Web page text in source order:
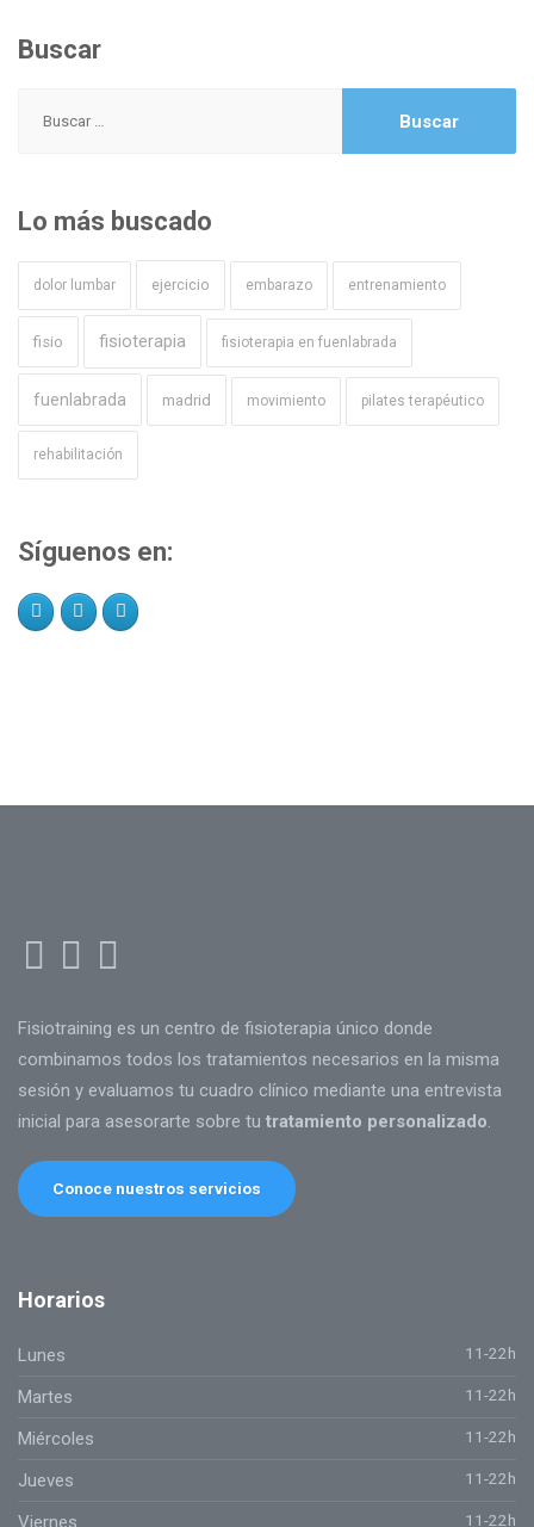
Buscar
Lo más buscado
dolor lumbar ejercicio embarazo entrenamiento
fisio fisioterapia fisioterapia en fuenlabrada
fuenlabrada madrid movimiento pilates terapéutico
rehabilitación
Síguenos en:
Fisiotraining es un centro de fisioterapia único donde
combinamos todos los tratamientos necesarios en la misma
sesión y evaluamos tu cuadro clínico mediante una entrevista
inicial para asesorarte sobre tu tratamiento personalizado.
Conoce nuestros servicios
Horarios
Lunes 11-22h
Martes 11-22h
Miércoles 11-22h
Jueves 11-22h
Viernes 11-22h